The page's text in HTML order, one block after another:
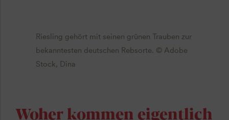
Riesling gehört mit seinen grünen Trauben zur
bekanntesten deutschen Rebsorte. © Adobe
Stock, Dina
Woher kommen eigentlich